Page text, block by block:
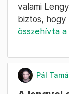
valami
biztos, hogy
összehívta
Pál